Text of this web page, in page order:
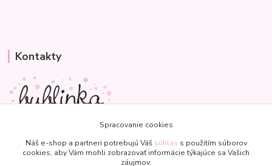
Kontakty
+421 907 977 470
(Po-Pia, 8-18 hod.)
Spracovanie cookies
Náš e-shop a partneri potrebujú Váš súhlas s použitím súborov
cookies, aby Vám mohli zobrazovať informácie týkajúce sa Vašich
záujmov.